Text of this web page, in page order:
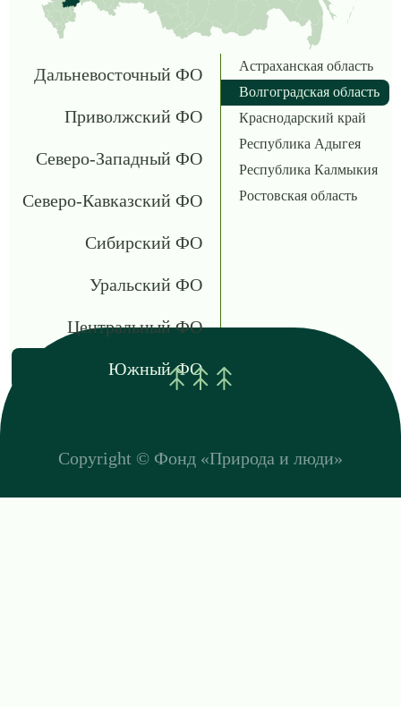
Дальневосточный ФО
Приволжский ФО
Северо-Западный ФО
Северо-Кавказский ФО
Сибирский ФО
Уральский ФО
Центральный ФО
Южный ФО
Астраханская область
Волгоградская область
Краснодарский край
Республика Адыгея
Республика Калмыкия
Ростовская область
Copyright © Фонд «Природа и люди»